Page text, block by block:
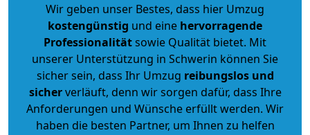
Wir geben unser Bestes, dass hier Umzug
kostengünstig und eine hervorragende
Professionalitätsowie Qualität bietet. Mit
unserer Unterstützung in Schwerin können Sie
sicher sein, dass Ihr Umzug reibungslos und
sicherverläuft, denn wir sorgen dafür, dass Ihre
Anforderungen und Wünsche erfüllt werden. Wir
haben die besten Partner, um Ihnen zu helfen